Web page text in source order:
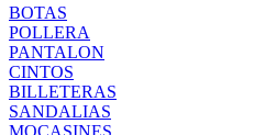
BOTAS
POLLERA
PANTALON
CINTOS
BILLETERAS
SANDALIAS
MOCASINES